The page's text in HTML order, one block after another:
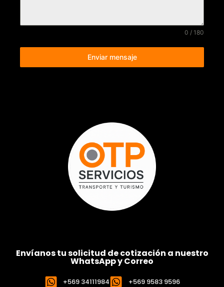
0 / 180
Enviar mensaje
Envíanos tu solicitud de cotización a nuestro
WhatsApp y Correo
+569 34111984 +569 9583 9596